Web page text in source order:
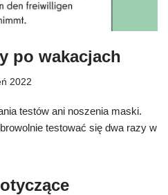
po wakacjach
2022
testów ani noszenia maski.
testować się dwa razy w